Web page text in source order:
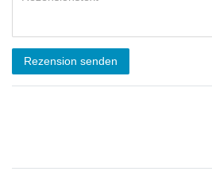
Rezension senden